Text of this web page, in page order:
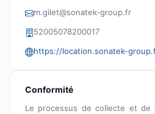
m.gilet@sonatek-group.fr
52005078200017
https://location.sonatek-
Conformité
Le processus de collecte et de